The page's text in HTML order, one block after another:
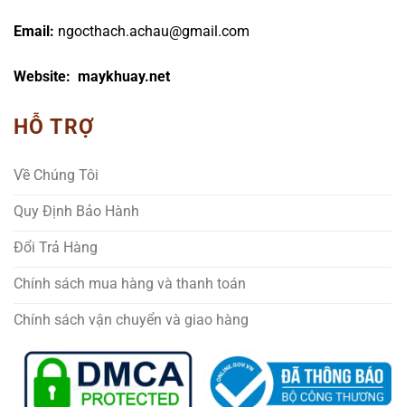
Email: ngocthach.achau@gmail.com
Website: maykhuay.net
HỖ TRỢ
Về Chúng Tôi
Quy Định Bảo Hành
Đổi Trả Hàng
Chính sách mua hàng và thanh toán
Chính sách vận chuyển và giao hàng